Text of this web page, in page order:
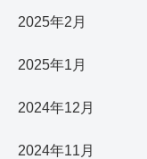
2025年2月
2025年1月
2024年12月
2024年11月